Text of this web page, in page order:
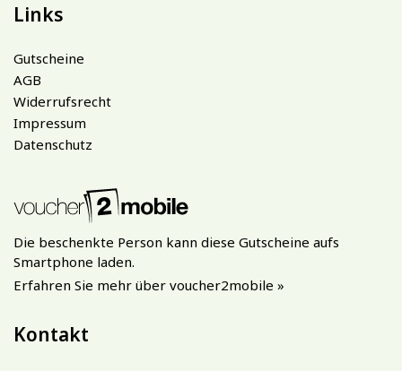
Links
Gutscheine
AGB
Widerrufsrecht
Impressum
Datenschutz
Die beschenkte Person kann diese Gutscheine aufs
Smartphone laden.
Erfahren Sie mehr über voucher2mobile »
Kontakt